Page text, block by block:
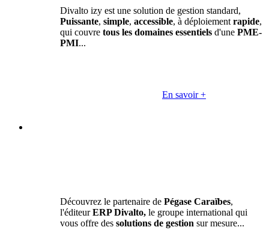
Divalto izy est une solution de gestion standard,
Puissante, simple, accessible, à déploiement rapide,
qui couvre tous les domaines essentiels d'une PME-
PMI...
En savoir +
Découvrez le partenaire de Pégase Caraïbes,
l'éditeurERP Divalto, le groupe international qui
vous offre des solutions de gestion sur mesure...